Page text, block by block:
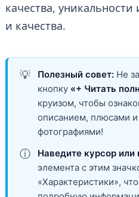
качества,
и качества.
💡 Полезный совет:Не
кнопку «+ Читать
круизом, чтобы
описанием, плюсами
фотографиями!
ⓘ Наведите курсор или
элемента с этим
«Характеристики»,